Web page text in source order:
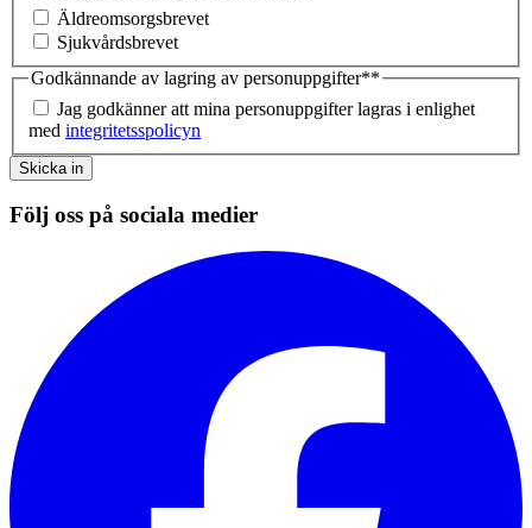
Äldreomsorgsbrevet
Sjukvårdsbrevet
Godkännande av lagring av personuppgifter**
Jag godkänner att mina personuppgifter lagras i enlighet
med integritetsspolicyn
Skicka in
Följ oss på sociala medier